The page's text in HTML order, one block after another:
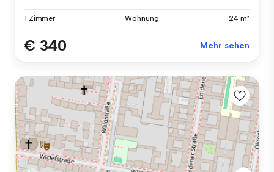
1 Zimmer Wohnung 24 m²
€ 340 Mehr sehen